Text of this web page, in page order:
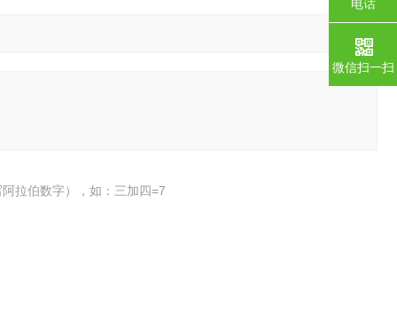
拉伯数字），如：三加四=7
电话
微信扫一扫